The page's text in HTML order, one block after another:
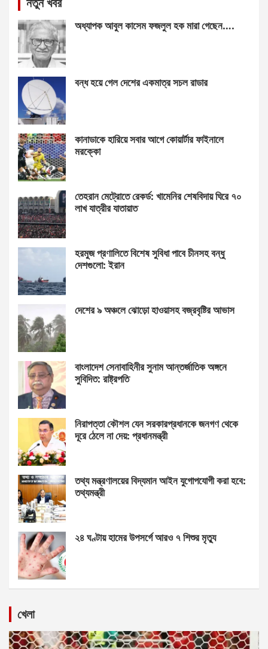
অধ্যাপক আবুল কাসেম ফজলুল হক মারা গেছেন….
বন্ধ হয়ে গেল দেশের একমাত্র সচল রাডার
কানাডাকে হারিয়ে সবার আগে কোয়ার্টার ফাইনালে
মরক্কো
তেহরান মেট্রোতে রেকর্ড: খামেনির শেষবিদায় ঘিরে ৭০
লাখ যাত্রীর যাতায়াত
হরমুজ প্রণালিতে বিশেষ সুবিধা পাবে চীনসহ বন্ধু
দেশগুলো: ইরান
দেশের ৯ অঞ্চলে ঝোড়ো হাওয়াসহ বজ্রবৃষ্টির আভাস
বাংলাদেশ সেনাবাহিনীর সুনাম আন্তর্জাতিক অঙ্গনে
সুবিদিত: রাষ্ট্রপতি
নিরাপত্তা কৌশল যেন সরকারপ্রধানকে জনগণ থেকে
দূরে ঠেলে না দেয়: প্রধানমন্ত্রী
তথ্য মন্ত্রণালয়ের বিদ্যমান আইন যুগোপযোগী করা হবে:
তথ্যমন্ত্রী
২৪ ঘণ্টায় হামের উপসর্গে আরও ৭ শিশুর মৃত্যু
খেলা